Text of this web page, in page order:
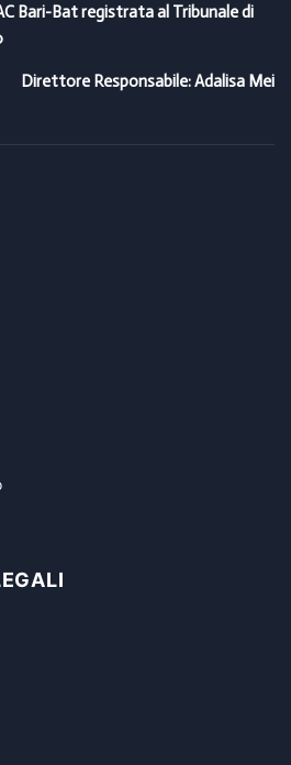
Bari-Bat registrata al Tribunale di
Direttore Responsabile: Adalisa Mei